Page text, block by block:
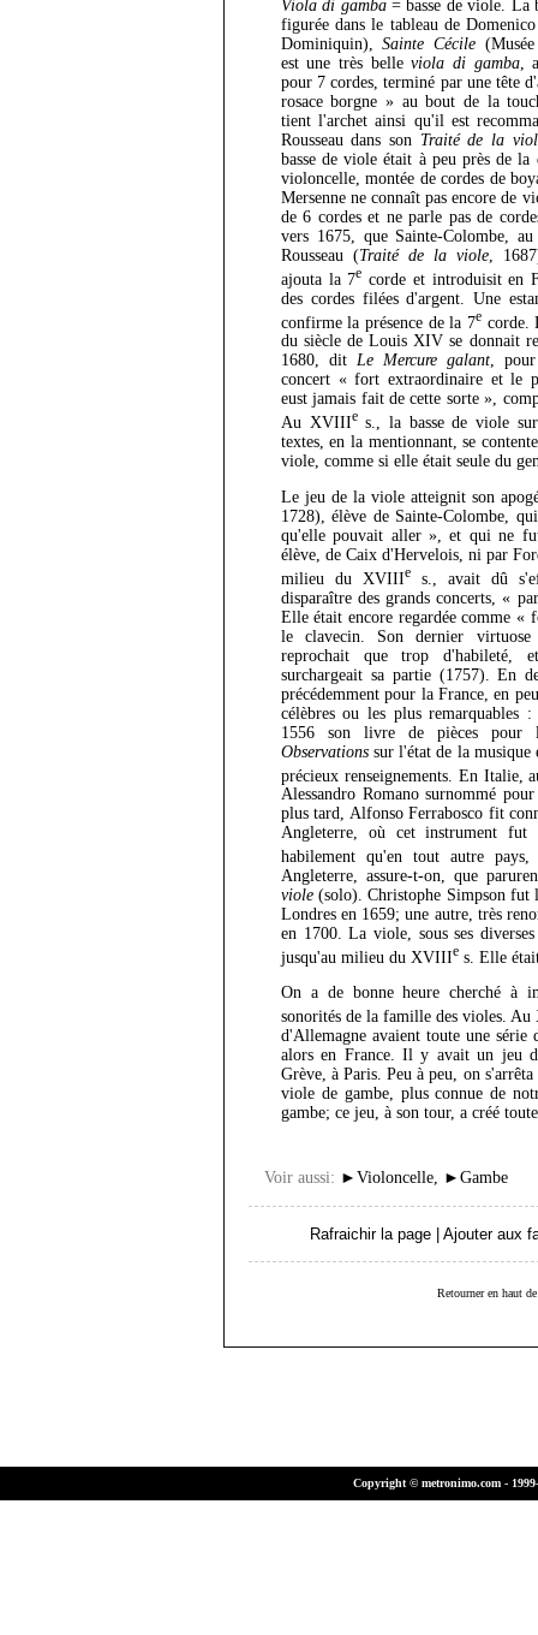
Viola di gamba= basse de viole. La
figurée dans le tableau de
Dominiquin),Sainte Cécile
est une très belleviola di gamba,
pour 7 cordes, terminé par une tête
rosace borgne » au bout de la
tient l'archet ainsi qu'il est
Rousseau dans son Traité de la
basse de viole était à peu près de la
violoncelle, montée de cordes de
Mersenne ne connaît pas encore de
de 6 cordes et ne parle pas de
vers 1675, que Sainte-Colombe,
Rousseau (Traité de la viole,
ajouta la 7e corde et introduisit en
des cordes filées d'argent. Une
confirme la présence de la 7ecorde.
du siècle de Louis XIV se donnait
1680, dit Le Mercure galant, pour
concert « fort extraordinaire et le
eust jamais fait de cette sorte »,
Au XVIIIes., la basse de viole
textes, en la mentionnant, se
viole, comme si elle était seule du
Le jeu de la viole atteignit son
1728), élève de Sainte-Colombe,
qu'elle pouvait aller », et qui ne
élève, de Caix d'Hervelois, ni par
milieu du XVIIIes., avait dû
disparaître des grands concerts, «
Elle était encore regardée comme «
le clavecin. Son dernier
reprochait que trop d'habileté,
surchargeait sa partie (1757). En
précédemment pour la France, en
célèbres ou les plus remarquables
1556 son livre de pièces pour
Observationssur l'état de la musique
précieux renseignements. En Italie,
Alessandro Romano surnommé
plus tard, Alfonso Ferrabosco fit
Angleterre, où cet instrument
habilement qu'en tout autre
Angleterre, assure-t-on, que
viole(solo). Christophe Simpson fut
Londres en 1659; une autre, très
en 1700. La viole, sous ses
jusqu'au milieu du XVIIIes. Elle
On a de bonne heure cherché à
sonorités de la famille des violes.
d'Allemagne avaient toute une série
alors en France. Il y avait un jeu
Grève, à Paris. Peu à peu, on
viole de gambe, plus connue de
gambe; ce jeu, à son tour, a créé
Voir aussi: ► Violoncelle, ► Gambe
Rafraichir la page| Ajouter aux
Retourner en haut
Copyright © metronimo.com -